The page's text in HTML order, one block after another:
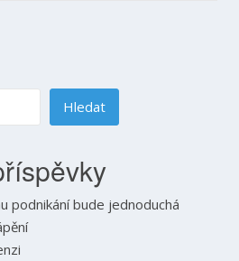
Hledat
podnikání bude jednoduchá